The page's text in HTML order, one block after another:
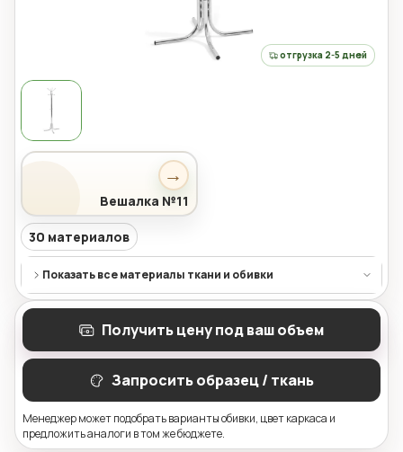
→
Вешалка №11
отгрузка 2-5 дней
30 материалов
Показать все материалы ткани и обивки
Получить цену под ваш объем
Запросить образец / ткань
Менеджер может подобрать варианты обивки, цвет каркаса и
предложить аналоги в том же бюджете.